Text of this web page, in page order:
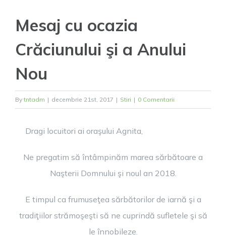
Mesaj cu ocazia
Crăciunului şi a Anului
Nou
By tntadm | decembrie 21st, 2017 | Stiri | 0 Comentarii
Dragi locuitori ai oraşului Agnita,
Ne pregatim să întâmpinăm marea sărbătoare a
Naşterii Domnului şi noul an 2018.
E timpul ca frumuseţea sărbătorilor de iarnă şi a
tradiţiilor strămoşeşti să ne cuprindă sufletele şi să
le înnobileze.